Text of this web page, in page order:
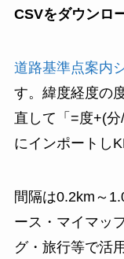
CSVをダウンロ
道路基準点案内
す。緯度経度の
直して「=度+(
にインポートし
間隔は0.2km～
ース・マイマッ
グ・旅行等で活